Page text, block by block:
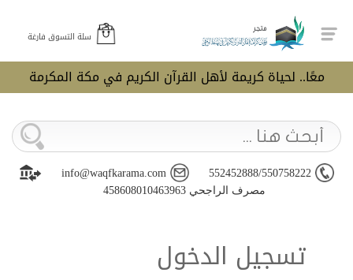
معًا.. لحياة كريمة لأهل القرآن الكريم في مكة المكرمة
سلة التسوق فارغة
552452888/550758222
info@waqfkarama.com
مصرف الراجحي 458608010463963
تسجيل الدخول